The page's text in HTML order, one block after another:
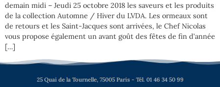
demain midi – Jeudi 25 octobre 2018 les saveurs et les produits
de la collection Automne / Hiver du LVDA. Les ormeaux sont
de retours et les Saint-Jacques sont arrivées, le Chef Nicolas
vous propose également un avant goût des fêtes de fin d’année
[…]
25 Quai de la Tournelle, 75005 Paris - Tél. 01 46 34 50 99